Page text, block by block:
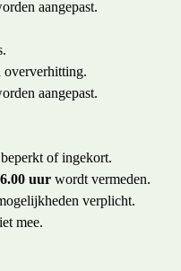
aangepast.
oververhitting.
aangepast.
of ingekort.
uur wordt vermeden.
verplicht.
mee.